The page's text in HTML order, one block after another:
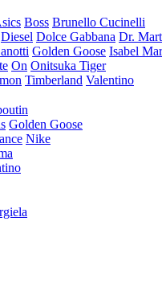
Boss Brunello Cucinelli
Diesel Dolce Gabbana Dr.
Golden Goose Isabel
On Onitsuka Tiger
Timberland Valentino
Golden Goose
Nike